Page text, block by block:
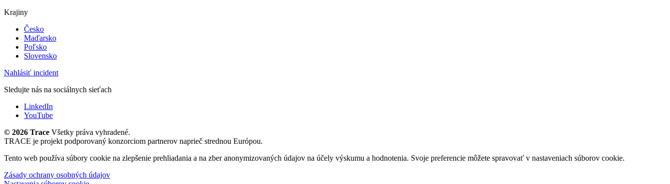
Krajiny
Česko
Maďarsko
Poľsko
Slovensko
Nahlásiť incident
Sledujte nás na sociálnych sieťach
LinkedIn
YouTube
© 2026 Trace Všetky práva vyhradené.
TRACE je projekt podporovaný konzorciom partnerov naprieč strednou Európou.
Tento web používa súbory cookie na zlepšenie prehliadania a na zber anonymizovaných údajov na účely výskumu a hodnotenia. Svoje preferencie môžete spravovať v nastaveniach súborov cookie.
Zásady ochrany osobných údajov